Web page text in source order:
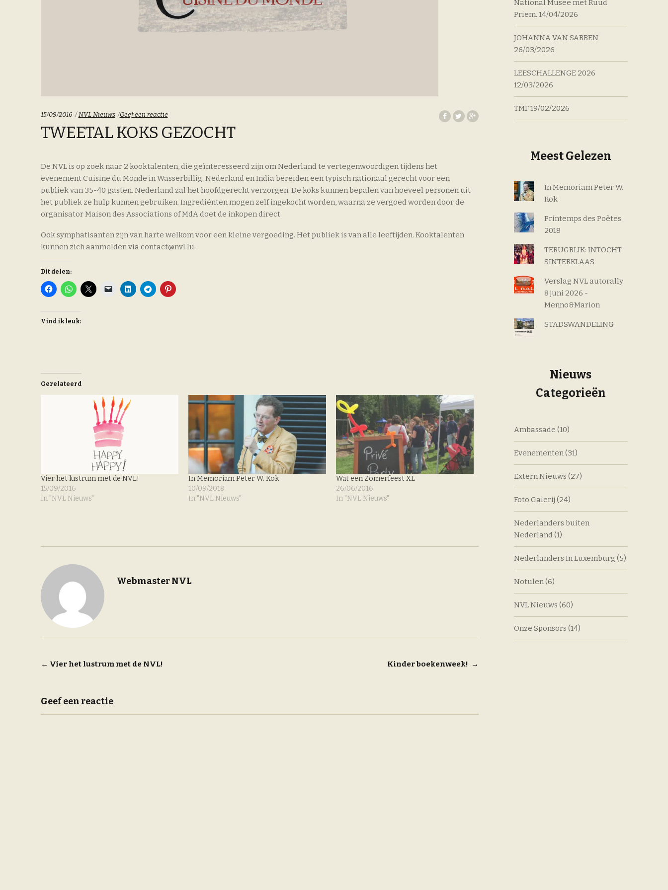
15/09/2016 Categoriën:
NVL Nieuws Geef een reactie
TWEETAL KOKS GEZOCHT
De NVL is op zoek naar 2 kooktalenten, die geïnteresseerd zijn om Nederland te vertegenwoordigen tijdens het
evenement Cuisine du Monde in Wasserbillig. Nederland en India bereiden een typisch nationaal gerecht voor een
publiek van 35-40 gasten. Nederland zal het hoofdgerecht verzorgen. De koks kunnen bepalen van hoeveel personen uit
het publiek ze hulp kunnen gebruiken. Ingrediënten mogen zelf ingekocht worden, waarna ze vergoed worden door de
organisator Maison des Associations of MdA doet de inkopen direct.
Ook symphatisanten zijn van harte welkom voor een kleine vergoeding. Het publiek is van alle leeftijden. Kooktalenten
kunnen zich aanmelden via contact@nvl.lu.
Dit delen:
Vind ik leuk:
Gerelateerd
Vier het lustrum met de NVL!
15/09/2016
In "NVL Nieuws"
In Memoriam Peter W. Kok
10/09/2018
In "NVL Nieuws"
Wat een Zomerfeest XL
26/06/2016
In "NVL Nieuws"
Webmaster NVL
Bericht
← Vier het lustrum met de NVL! Kinder boekenweek! →
Geef een reactie
National Musée met Ruud
Priem. 14/04/2026
JOHANNA VAN SABBEN
26/03/2026
LEESCHALLENGE 2026
12/03/2026
TMF19/02/2026
Meest Gelezen
In Memoriam Peter W.
Kok
Printemps des Poètes
2018
TERUGBLIK: INTOCHT
SINTERKLAAS
Verslag NVL autorally
8 juni 2026 -
Menno&Marion
STADSWANDELING
Nieuws
Categorieën
Ambassade (10)
Evenementen(31)
Extern Nieuws (27)
Foto Galerij (24)
Nederlanders buiten
Nederland (1)
Nederlanders In Luxemburg (5)
Notulen(6)
NVL Nieuws (60)
Onze Sponsors (14)